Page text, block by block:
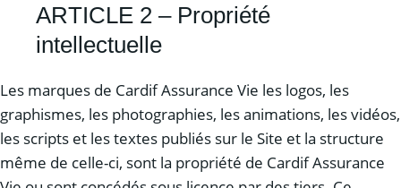
ARTICLE 2 – Propriété
intellectuelle
Les marques de Cardif Assurance Vie les logos, les
graphismes, les photographies, les animations, les vidéos,
les scripts et les textes publiés sur le Site et la structure
même de celle-ci, sont la propriété de Cardif Assurance